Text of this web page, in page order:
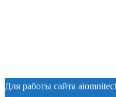
Для работы сайта